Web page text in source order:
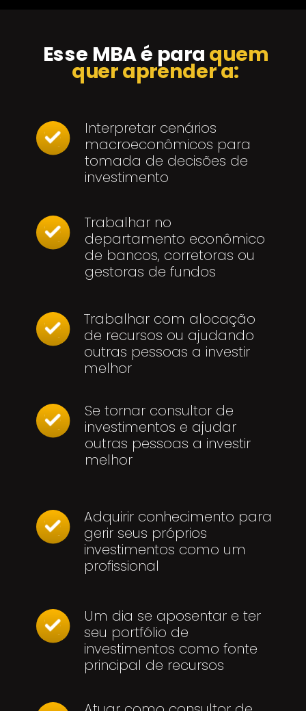
Esse MBA é para quem
quer aprender a:
Interpretar cenários
macroeconômicos para
tomada de decisões de
investimento
Trabalhar no
departamento econômico
de bancos, corretoras ou
gestoras de fundos
Trabalhar com alocação
de recursos ou ajudando
outras pessoas a investir
melhor
Se tornar consultor de
investimentos e ajudar
outras pessoas a investir
melhor
Adquirir conhecimento para
gerir seus próprios
investimentos como um
profissional
Um dia se aposentar e ter
seu portfólio de
investimentos como fonte
principal de recursos